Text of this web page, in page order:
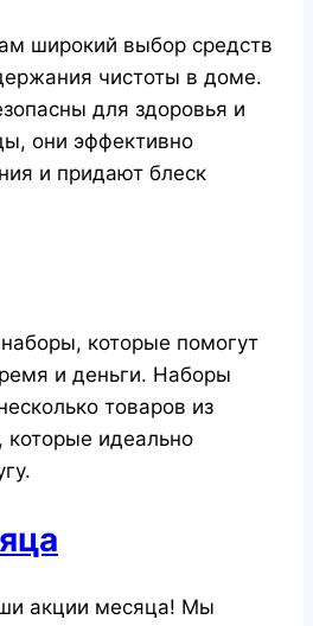
широкий выбор средств
чистоты в доме.
для здоровья и
они эффективно
и придают блеск
которые помогут
и деньги. Наборы
товаров из
которые идеально
акции месяца! Мы